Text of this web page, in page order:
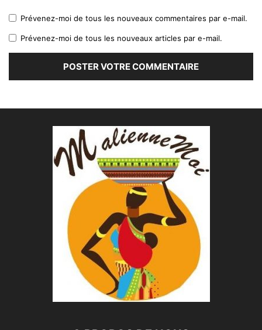
Prévenez-moi de tous les nouveaux commentaires par e-mail.
Prévenez-moi de tous les nouveaux articles par e-mail.